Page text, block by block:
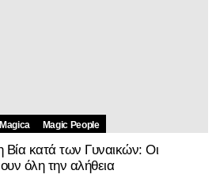
Magic People
Βία κατά των Γυναικών: Οι
όλη την αλήθεια